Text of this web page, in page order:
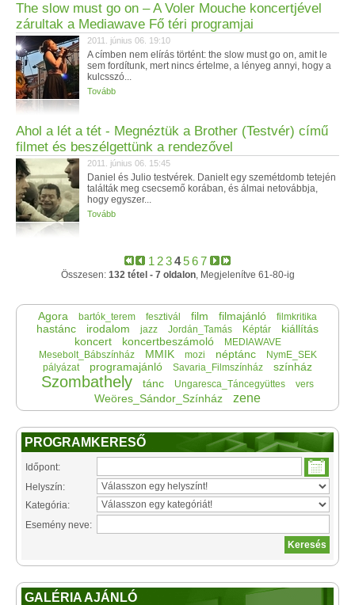
The slow must go on – A Voler Mouche koncertjével
zárultak a Mediawave Fő téri programjai
2011. június 06. 19:10
A címben nem elírás történt: the slow must go on, amit le
sem fordítunk, mert nincs értelme, a lényeg annyi, hogy a
kulcsszó...
Tovább
Ahol a lét a tét - Megnéztük a Brother (Testvér) című
filmet és beszélgettünk a rendezővel
2011. június 06. 15:45
Daniel és Julio testvérek. Danielt egy szemétdomb tetején
találták meg csecsemő korában, és álmai netovábbja,
hogy egyszer...
Tovább
1 234567
Összesen: 132 tétel - 7 oldalon, Megjelenítve 61-80-ig
Agora bartók_terem fesztivál film filmajánló filmkritika
hastánc irodalom jazz Jordán_Tamás Képtár
kiállítás
koncert
koncertbeszámoló
MEDIAWAVE
Mesebolt_Bábszínház
MMIK mozi néptánc
NymE_SEK
pályázat
programajánló Savaria_Filmszínház színház
Szombathely tánc Ungaresca_Táncegyüttes vers
Weöres_Sándor_Színház zene
PROGRAMKERESŐ
Időpont:
Helyszín:
Kategória:
Esemény neve:
GALÉRIA AJÁNLÓ